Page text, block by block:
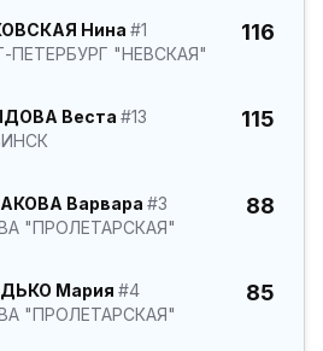
Нина #1
ПЕТЕРБУРГ "НЕВСКАЯ"
116
Веста #13
115
Варвара #3
"ПРОЛЕТАРСКАЯ"
88
Мария #4
"ПРОЛЕТАРСКАЯ"
85